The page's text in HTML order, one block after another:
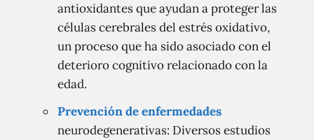
antioxidantes que ayudan a proteger las
células cerebrales del estrés oxidativo,
un proceso que ha sido asociado con el
deterioro cognitivo relacionado con la
edad.
Prevención de enfermedades
neurodegenerativas: Diversos estudios